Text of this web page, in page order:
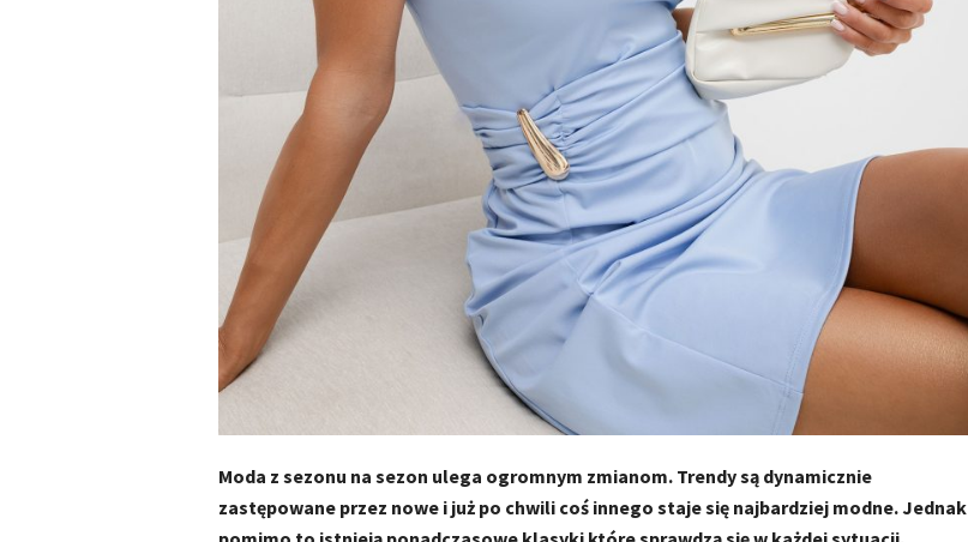
Moda z sezonu na sezon ulega ogromnym zmianom. Trendy są dynamicznie
zastępowane przez nowe i już po chwili coś innego staje się najbardziej modne. Jednak